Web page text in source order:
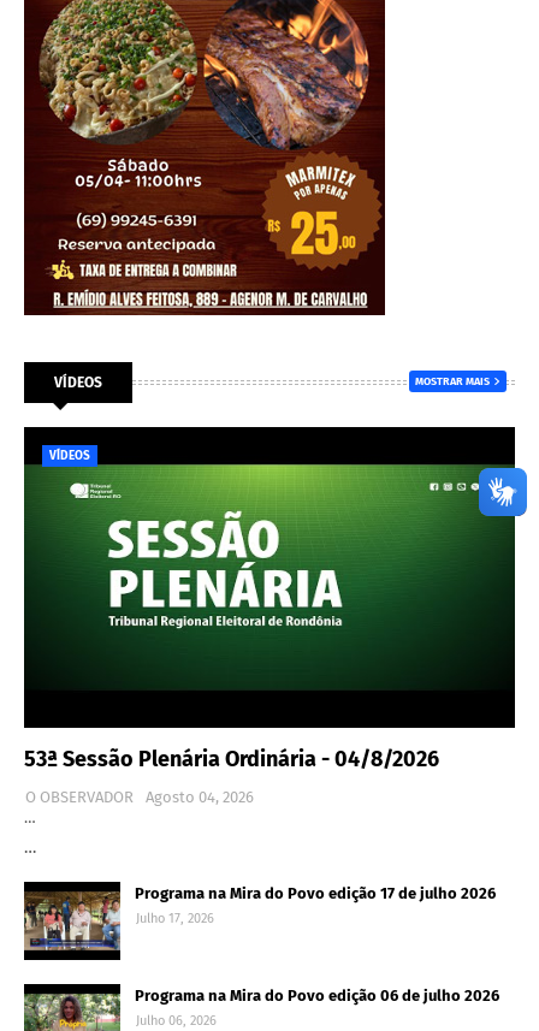
VÍDEOS MOSTRAR MAIS
VÍDEOS
53ª Sessão Plenária Ordinária - 04/8/2026
O OBSERVADOR
Agosto 04, 2026
…
…
Programa na Mira do Povo edição 17 de julho 2026
Julho 17, 2026
Programa na Mira do Povo edição 06 de julho 2026
Julho 06, 2026